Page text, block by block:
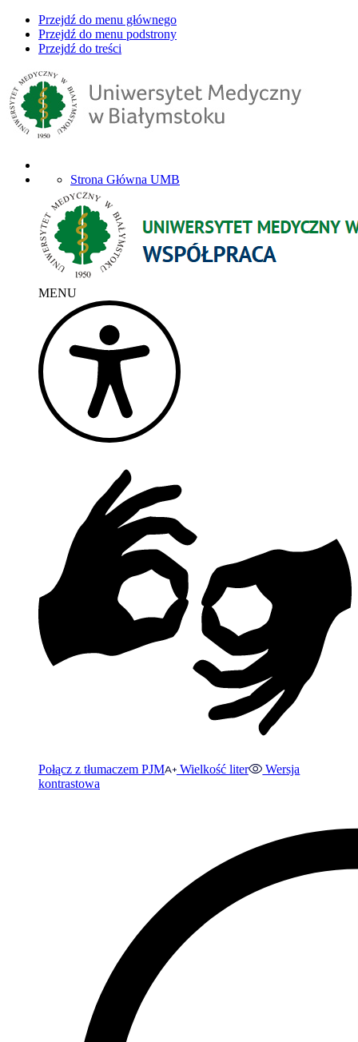
Przejdź do menu głównego
Przejdź do menu podstrony
Przejdź do treści
Strona Główna UMB
MENU
Połącz z tłumaczem PJM Wielkość liter
Wersja
kontrastowa